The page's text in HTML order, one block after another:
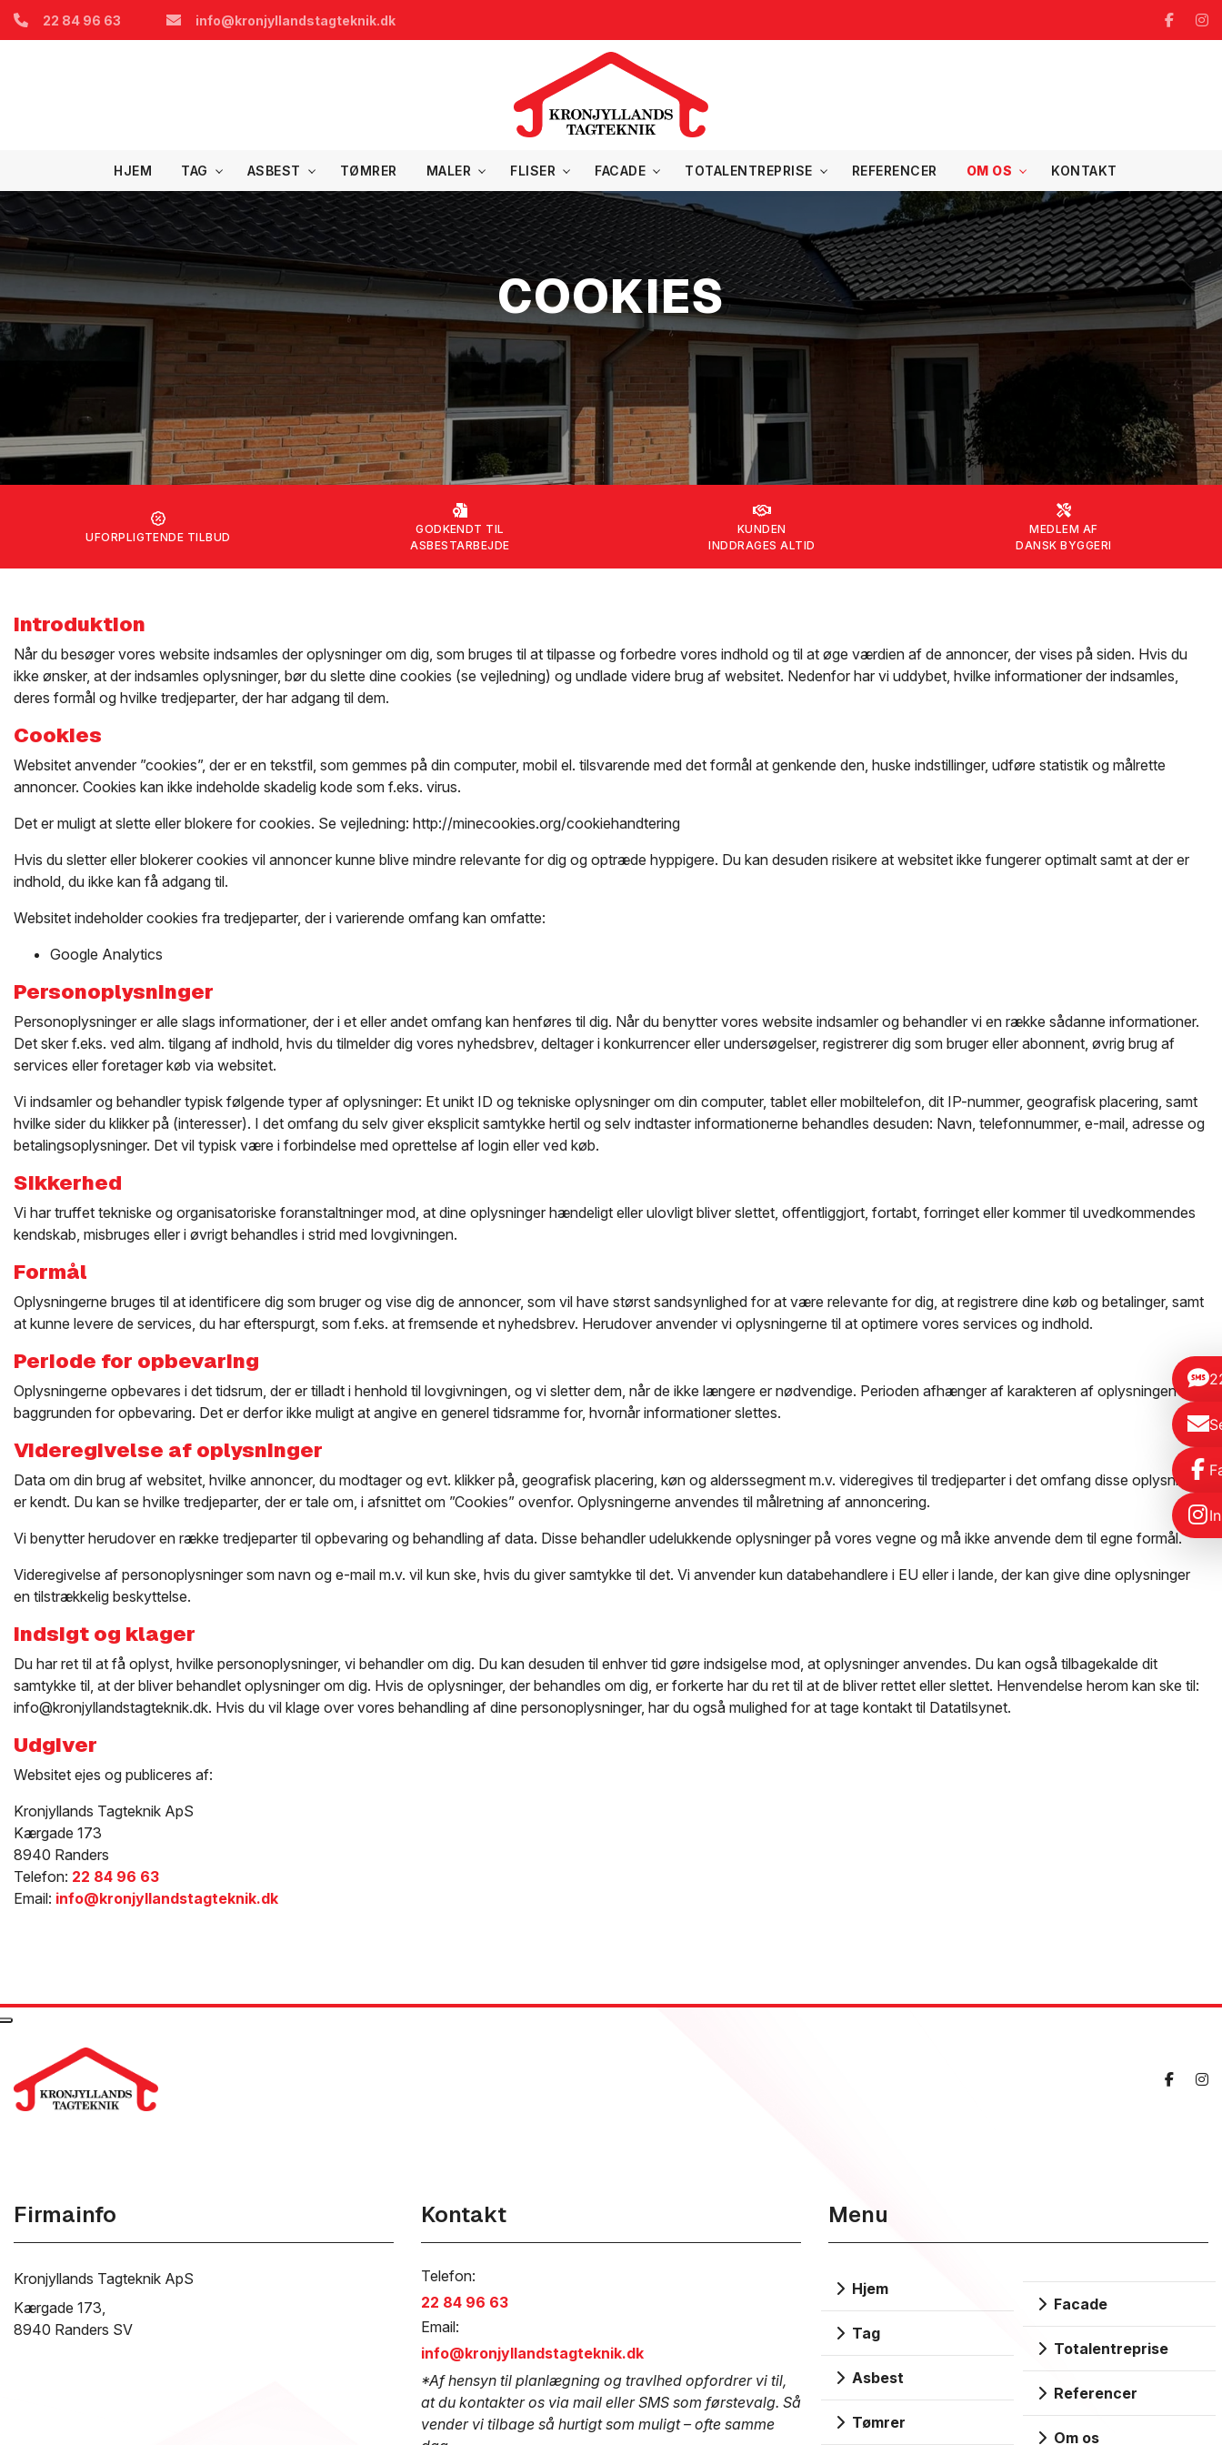
Gå
22 84 96 63 info@kronjyllandstagteknik.dk
HJEM TAG ASBEST TØMRER MALER FLISER FACADE TOTALENTREPRISE REFERENCER OM OS KONTAKT
COOKIES
COOKIES
UFORPLIGTENDE TILBUD
GODKENDT TIL
ASBESTARBEJDE
KUNDEN
INDDRAGES ALTID
MEDLEM AF
DANSK BYGGERI
Introduktion
Når du besøger vores website indsamles der oplysninger om dig, som bruges til at tilpasse og forbedre vores indhold og til at øge værdien af de annoncer, der vises på siden. Hvis du
ikke ønsker, at der indsamles oplysninger, bør du slette dine cookies (se vejledning) og undlade videre brug af websitet. Nedenfor har vi uddybet, hvilke informationer der indsamles,
deres formål og hvilke tredjeparter, der har adgang til dem.
Cookies
Websitet anvender ”cookies”, der er en tekstfil, som gemmes på din computer, mobil el. tilsvarende med det formål at genkende den, huske indstillinger, udføre statistik og målrette
annoncer. Cookies kan ikke indeholde skadelig kode som f.eks. virus.
Det er muligt at slette eller blokere for cookies. Se vejledning: http://minecookies.org/cookiehandtering
Hvis du sletter eller blokerer cookies vil annoncer kunne blive mindre relevante for dig og optræde hyppigere. Du kan desuden risikere at websitet ikke fungerer optimalt samt at der er
indhold, du ikke kan få adgang til.
Websitet indeholder cookies fra tredjeparter, der i varierende omfang kan omfatte:
Google Analytics
Personoplysninger
Personoplysninger er alle slags informationer, der i et eller andet omfang kan henføres til dig. Når du benytter vores website indsamler og behandler vi en række sådanne informationer.
Det sker f.eks. ved alm. tilgang af indhold, hvis du tilmelder dig vores nyhedsbrev, deltager i konkurrencer eller undersøgelser, registrerer dig som bruger eller abonnent, øvrig brug af
services eller foretager køb via websitet.
Vi indsamler og behandler typisk følgende typer af oplysninger: Et unikt ID og tekniske oplysninger om din computer, tablet eller mobiltelefon, dit IP-nummer, geografisk placering, samt
hvilke sider du klikker på (interesser). I det omfang du selv giver eksplicit samtykke hertil og selv indtaster informationerne behandles desuden: Navn, telefonnummer, e-mail, adresse og
betalingsoplysninger. Det vil typisk være i forbindelse med oprettelse af login eller ved køb.
Sikkerhed
Vi har truffet tekniske og organisatoriske foranstaltninger mod, at dine oplysninger hændeligt eller ulovligt bliver slettet, offentliggjort, fortabt, forringet eller kommer til uvedkommendes
kendskab, misbruges eller i øvrigt behandles i strid med lovgivningen.
Formål
Oplysningerne bruges til at identificere dig som bruger og vise dig de annoncer, som vil have størst sandsynlighed for at være relevante for dig, at registrere dine køb og betalinger, samt
at kunne levere de services, du har efterspurgt, som f.eks. at fremsende et nyhedsbrev. Herudover anvender vi oplysningerne til at optimere vores services og indhold.
Periode for opbevaring
Oplysningerne opbevares i det tidsrum, der er tilladt i henhold til lovgivningen, og vi sletter dem, når de ikke længere er nødvendige. Perioden afhænger af karakteren af oplysningen og
baggrunden for opbevaring. Det er derfor ikke muligt at angive en generel tidsramme for, hvornår informationer slettes.
Videregivelse af oplysninger
Data om din brug af websitet, hvilke annoncer, du modtager og evt. klikker på, geografisk placering, køn og alderssegment m.v. videregives til tredjeparter i det omfang disse oplysninger
er kendt. Du kan se hvilke tredjeparter, der er tale om, i afsnittet om ”Cookies” ovenfor. Oplysningerne anvendes til målretning af annoncering.
Vi benytter herudover en række tredjeparter til opbevaring og behandling af data. Disse behandler udelukkende oplysninger på vores vegne og må ikke anvende dem til egne formål.
Videregivelse af personoplysninger som navn og e-mail m.v. vil kun ske, hvis du giver samtykke til det. Vi anvender kun databehandlere i EU eller i lande, der kan give dine oplysninger
en tilstrækkelig beskyttelse.
Indsigt og klager
Du har ret til at få oplyst, hvilke personoplysninger, vi behandler om dig. Du kan desuden til enhver tid gøre indsigelse mod, at oplysninger anvendes. Du kan også tilbagekalde dit
samtykke til, at der bliver behandlet oplysninger om dig. Hvis de oplysninger, der behandles om dig, er forkerte har du ret til at de bliver rettet eller slettet. Henvendelse herom kan ske til:
info@kronjyllandstagteknik.dk. Hvis du vil klage over vores behandling af dine personoplysninger, har du også mulighed for at tage kontakt til Datatilsynet.
Udgiver
Websitet ejes og publiceres af:
Kronjyllands Tagteknik ApS
Kærgade 173
8940 Randers
Telefon: 22 84 96 63
Email: info@kronjyllandstagteknik.dk
Firmainfo
Kronjyllands Tagteknik ApS
Kærgade 173,
8940 Randers SV
Kontakt
Telefon:
22 84 96 63
Email:
info@kronjyllandstagteknik.dk
*Af hensyn til planlægning og travlhed opfordrer vi til,
at du kontakter os via mail eller SMS som førstevalg. Så
vender vi tilbage så hurtigt som muligt – ofte samme
Menu
Hjem
Tag
Asbest
Tømrer
Facade
Totalentreprise
Referencer
Om os